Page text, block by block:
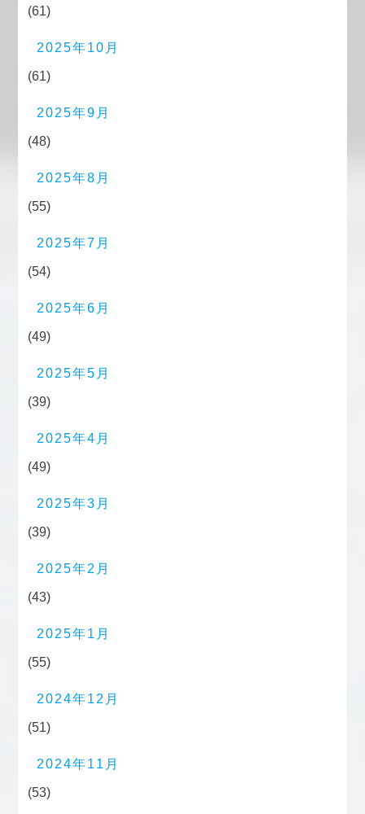
(61)
2025年10月
(61)
2025年9月
(48)
2025年8月
(55)
2025年7月
(54)
2025年6月
(49)
2025年5月
(39)
2025年4月
(49)
2025年3月
(39)
2025年2月
(43)
2025年1月
(55)
2024年12月
(51)
2024年11月
(53)